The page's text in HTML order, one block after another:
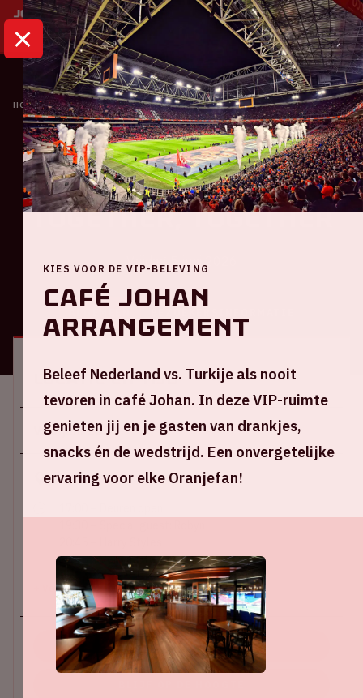
HOME KALENDER HARRY STYLES: TOGETHER, TOGETHER
Concert
Harry Styles:
TOGETHER, TOGETHER
Vrijdag 5 juni 2026
Locatie en tijd
Vr 5 juni 2026
Johan Cruijff ArenA
22:45 – Verwachte eindtijd
+ Voeg toe aan agenda
KOOP TICKETS
KIES VOOR DE VIP-BELEVING
Café Johan
Arrangement
Beleef Nederland vs. Turkije als nooit
tevoren in café Johan. In deze VIP-ruimte
genieten jij en je gasten van drankjes,
snacks én de wedstrijd. Een onvergetelijke
ervaring voor elke Oranjefan!